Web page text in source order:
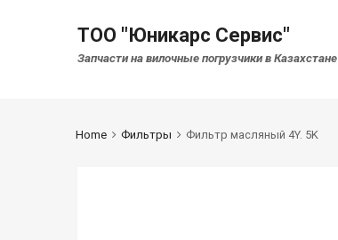
ТОО "Юникарс Сервис"
Запчасти на вилочные погрузчики в Казахстане
Home Фильтры Фильтр масляный 4Y. 5K